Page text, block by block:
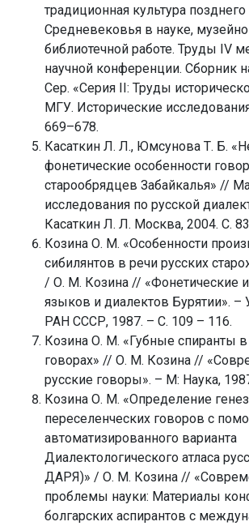
традиционная культура позднего
Средневековья в науке,
библиотечной работе. Труды IV
научной конференции. Сборник
Сер. «Серия II: Труды
МГУ. Исторические
669–678.
Касаткин Л. Л., Юмсунова Т. Б.
фонетические особенности
старообрядцев Забайкалья» //
исследования по русской
Касаткин Л. Л. Москва, 2004. С.
Козина О. М. «Особенности
сибилянтов в речи русских
/ О. М. Козина // «Фонетические
языков и диалектов Бурятии».
РАН СССР, 1987. – С. 109 – 116.
Козина О. М. «Губные спиранты
говорах» // О. М. Козина //
русские говоры». – М: Наука,
Козина О. М. «Определение
переселенческих говоров с
автоматизированного варианта
Диалектологического атласа
ДАРЯ)» / О. М. Козина //
проблемы науки: Материалы
болгарских аспирантов с